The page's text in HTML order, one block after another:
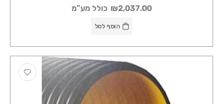
₪2,037.00 כולל מע"מ
הוסף לסל